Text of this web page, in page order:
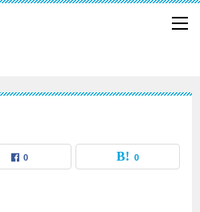
0 0